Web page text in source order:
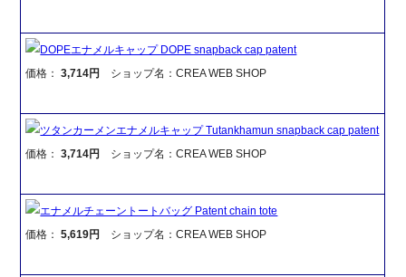
DOPEエナメルキャップ DOPE snapback cap patent
価格：3,714円 ショップ名：CREA WEB SHOP
ツタンカーメンエナメルキャップ Tutankhamun snapback cap patent
価格：3,714円 ショップ名：CREA WEB SHOP
エナメルチェーントートバッグ Patent chain tote
価格：5,619円 ショップ名：CREA WEB SHOP